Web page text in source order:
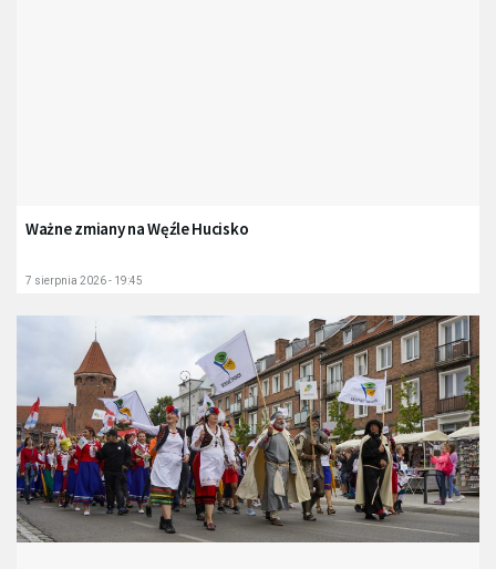
Ważne zmiany na Węźle Hucisko
7 sierpnia 2026 - 19:45